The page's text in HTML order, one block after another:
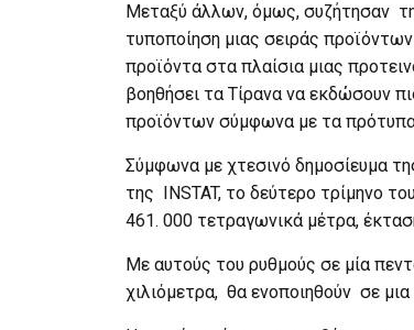
Μεταξύ άλλων, όμως, συζήτησαν
τυποποίηση μιας σειράς
προϊόντα στα πλαίσια μιας
βοηθήσει τα Τίρανα να εκδώσουν
προϊόντων σύμφωνα με τα
Σύμφωνα με χτεσινό δημοσίευμα
της INSTAT, το δεύτερο τρίμηνο
461. 000 τετραγωνικά μέτρα,
Με αυτούς του ρυθμούς σε μία
χιλιόμετρα, θα ενοποιηθούν σε μια